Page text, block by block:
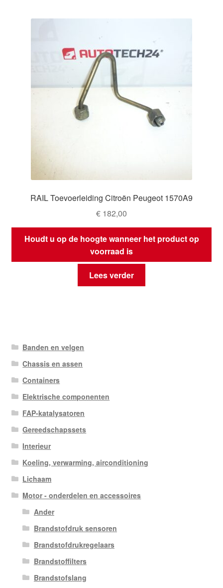
RAIL Toevoerleiding Citroën Peugeot 1570A9
€ 182,00
Houdt u op de hoogte wanneer het product op
voorraad is
Lees verder
Banden en velgen
Chassis en assen
Containers
Elektrische componenten
FAP-katalysatoren
Gereedschapssets
Interieur
Koeling, verwarming, airconditioning
Lichaam
Motor - onderdelen en accessoires
Ander
Brandstofdruk sensoren
Brandstofdrukregelaars
Brandstoffilters
Brandstofslang